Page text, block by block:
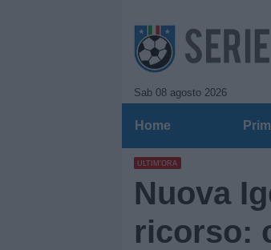
Sab 08 agosto 2026
Home
ULTIM'ORA
Nuova
ricorso: